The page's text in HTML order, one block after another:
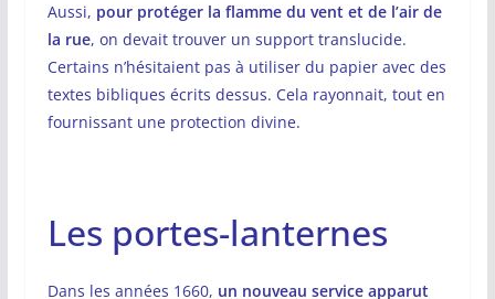
Aussi, pour protéger la flamme du vent et de l’air de
la rue, on devait trouver un support translucide.
Certains n’hésitaient pas à utiliser du papier avec des
textes bibliques écrits dessus. Cela rayonnait, tout en
fournissant une protection divine.
Les portes-lanternes
Dans les années 1660, un nouveau service apparut